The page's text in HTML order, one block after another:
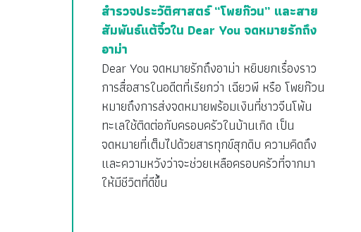
สำรวจประวัติศาสตร์ “โพยก๊วน” และสาย
สัมพันธ์แต้จิ๋วใน Dear You จดหมายรักถึง
อาม่า
Dear You จดหมายรักถึงอาม่า หยิบยกเรื่องราว
การสื่อสารในอดีตที่เรียกว่า เฉียวพี หรือ โพยก๊วน
หมายถึงการส่งจดหมายพร้อมเงินที่ชาวจีนโพ้น
ทะเลใช้ติดต่อกับครอบครัวในบ้านเกิด เป็น
จดหมายที่เต็มไปด้วยสารทุกข์สุกดิบ ความคิดถึง
และความหวังว่าจะช่วยเหลือครอบครัวที่จากมา
ให้มีชีวิตที่ดีขึ้น